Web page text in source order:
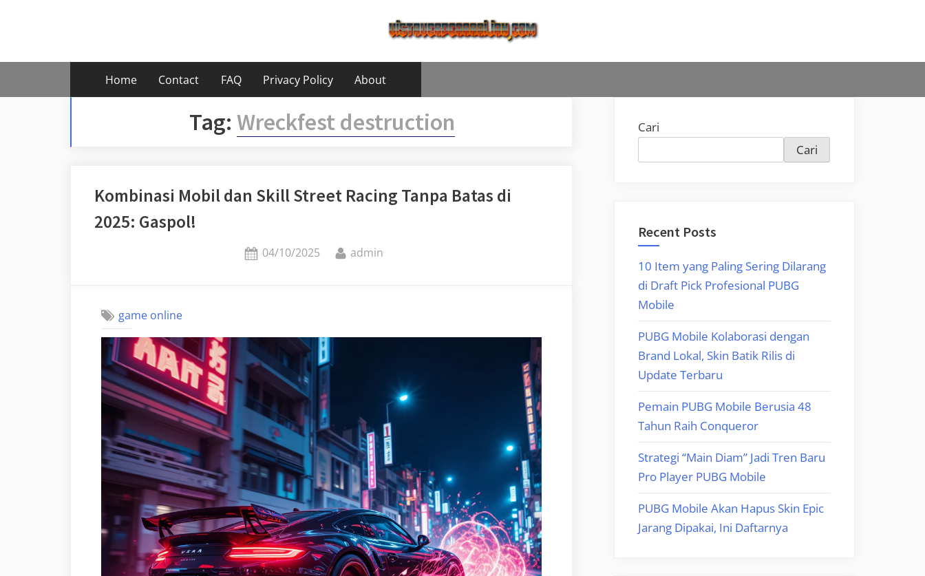
Home Contact FAQ Privacy Policy About
Tag: Wreckfest destruction
Kombinasi Mobil dan Skill Street Racing Tanpa Batas di
2025: Gaspol!
Posted
04/10/2025 By
admin
game online
Cari
Cari
Recent Posts
10 Item yang Paling Sering Dilarang
di Draft Pick Profesional PUBG
Mobile
PUBG Mobile Kolaborasi dengan
Brand Lokal, Skin Batik Rilis di
Update Terbaru
Pemain PUBG Mobile Berusia 48
Tahun Raih Conqueror
Strategi “Main Diam” Jadi Tren Baru
Pro Player PUBG Mobile
PUBG Mobile Akan Hapus Skin Epic
Jarang Dipakai, Ini Daftarnya